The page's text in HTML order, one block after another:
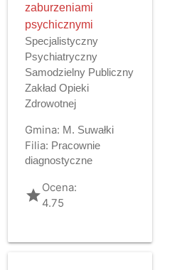
zaburzeniami
psychicznymi
Specjalistyczny
Psychiatryczny
Samodzielny Publiczny
Zakład Opieki
Zdrowotnej
Gmina: M. Suwałki
Filia: Pracownie
diagnostyczne
gradeOcena:
4.75